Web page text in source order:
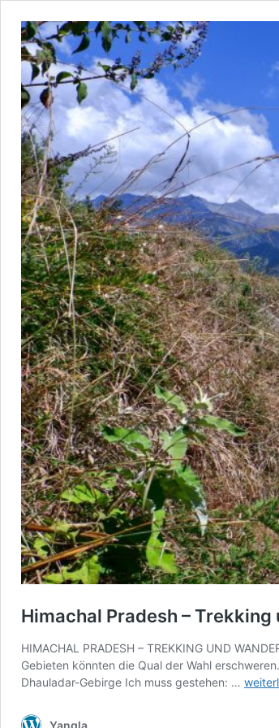
Himachal Pradesh – Trekking
HIMACHAL PRADESH – TREKKING UND
Gebieten könnten die Qual der Wahl
Dhauladar-Gebirge Ich muss gestehen: …
Yangla